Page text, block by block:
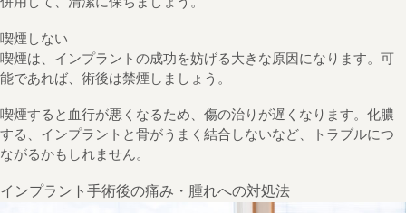
喫煙しない
喫煙は、インプラントの成功を妨げる大きな原因になります。可
能であれば、術後は禁煙しましょう。
喫煙すると血行が悪くなるため、傷の治りが遅くなります。化膿
する、インプラントと骨がうまく結合しないなど、トラブルにつ
ながるかもしれません。
インプラント手術後の痛み・腫れへの対処法